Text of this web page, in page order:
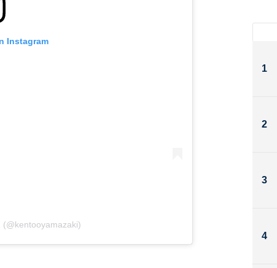
Instagram
(@kentooyamazaki)
1
2
3
4